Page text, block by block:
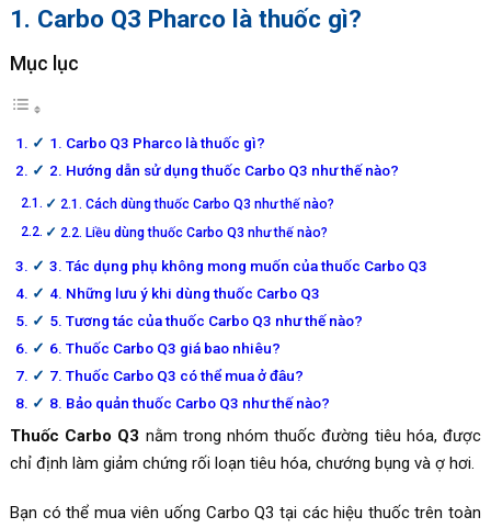
1. Carbo Q3 Pharco là thuốc gì?
Mục lục
1. Carbo Q3 Pharco là thuốc gì?
2. Hướng dẫn sử dụng thuốc Carbo Q3 như thế nào?
2.1. Cách dùng thuốc Carbo Q3 như thế nào?
2.2. Liều dùng thuốc Carbo Q3 như thế nào?
3. Tác dụng phụ không mong muốn của thuốc Carbo Q3
4. Những lưu ý khi dùng thuốc Carbo Q3
5. Tương tác của thuốc Carbo Q3 như thế nào?
6. Thuốc Carbo Q3 giá bao nhiêu?
7. Thuốc Carbo Q3 có thể mua ở đâu?
8. Bảo quản thuốc Carbo Q3 như thế nào?
Thuốc Carbo Q3 nằm trong nhóm thuốc đường tiêu hóa, được
chỉ định làm giảm chứng rối loạn tiêu hóa, chướng bụng và ợ hơi.
Bạn có thể mua viên uống Carbo Q3 tại các hiệu thuốc trên toàn